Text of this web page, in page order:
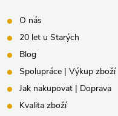
O nás
20 let u Starých
Blog
Spolupráce | Výkup zboží
Jak nakupovat | Doprava
Kvalita zboží